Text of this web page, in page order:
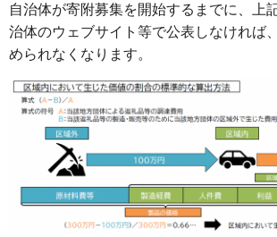
自治体が寄附募集を開始するまでに、上
治体のウェブサイト等で公表しなければ
められなくなります。